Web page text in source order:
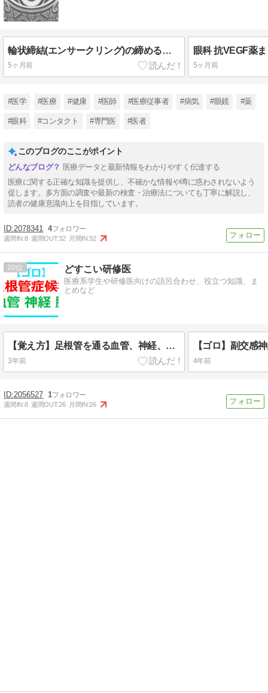
輪状締結(エンサークリング)の締める長さと強膜内陥量
5ヶ月前
眼科 抗VEGF薬
5ヶ月前
#医学 #医療 #健康 #医師 #医療従事者 #病気 #眼鏡 #薬
#眼科 #コンタクト #専門医 #医者
このブログのここがポイント
医療データと最新情報をわかりやすく伝達する
医療に関する正確な知識を提供し、不確かな情報や噂に惑わされないよう
促します。多方面の調査や最新の検査・治療法についても丁寧に解説し、
読者の健康意識向上を目指しています。
2078341 4
週間IN:8 週間OUT:32 月間IN:32
20 どすこい研修医
医療系学生や研修医向けの語呂合わせ、役立つ知識、ま
とめなど
【覚え方】足根管を通る血管、神経、腱の覚え方
3年前 4年前
2056527 1
週間IN:8 週間OUT:26 月間IN:26